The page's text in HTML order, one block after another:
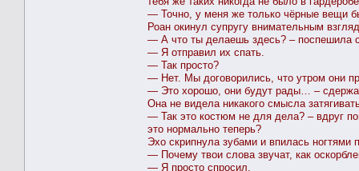
— Точно, у меня же только чёрные вещи
Роан окинул супругу внимательным
— А что ты делаешь здесь? – поспешила
— Я отправил их спать.
— Так просто?
— Нет. Мы договорились, что утром они
— Это хорошо, они будут рады… –
Она не видела никакого смысла
— Так это костюм не для дела? – вдруг
это нормально теперь?
Эхо скрипнула зубами и впилась
— Почему твои слова звучат, как
— Я просто спросил.